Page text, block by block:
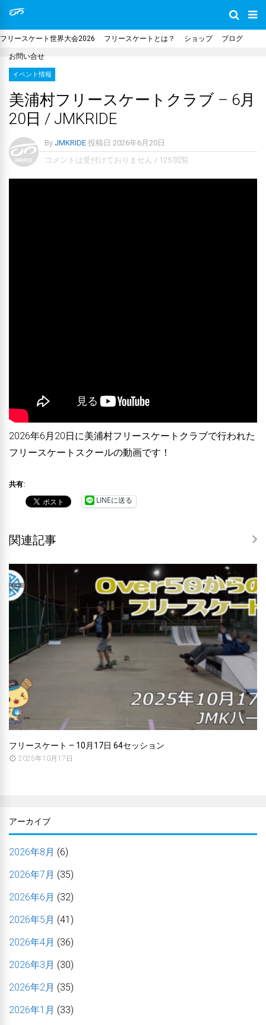
フリースケート世界大会2026 フリースケートとは？ ショップ ブログ
お問い合せ
イベント情報
美浦村フリースケートクラブ – 6月
20日 / JMKRIDE
By JMKRIDE 投稿日 2026年6月20日
コメントは受付けておりません / 125 閲覧
2026年6月20日に美浦村フリースケートクラブで行われた
フリースケートスクールの動画です！
共有:
LINEに送る
関連記事
フリースケート – 10月17日 64セッション
2025年10月17日
アーカイブ
2026年8月 (6)
2026年7月 (35)
2026年6月 (32)
2026年5月 (41)
2026年4月 (36)
2026年3月 (30)
2026年2月 (35)
2026年1月 (33)